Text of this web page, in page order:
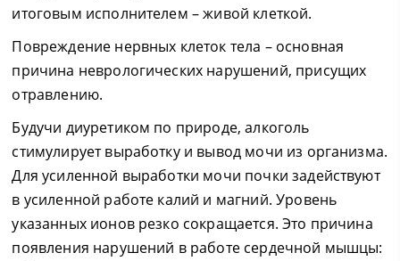
итоговым исполнителем – живой клеткой.
Повреждение нервных клеток тела – основная
причина неврологических нарушений, присущих
отравлению.
Будучи диуретиком по природе, алкоголь
стимулирует выработку и вывод мочи из организма.
Для усиленной выработки мочи почки задействуют
в усиленной работе калий и магний. Уровень
указанных ионов резко сокращается. Это причина
появления нарушений в работе сердечной мышцы: